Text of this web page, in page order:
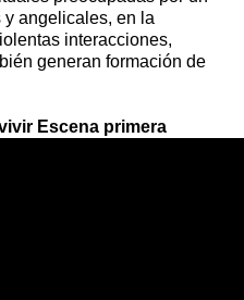
angelicales, en la
interacciones,
generan formación de
Escena primera